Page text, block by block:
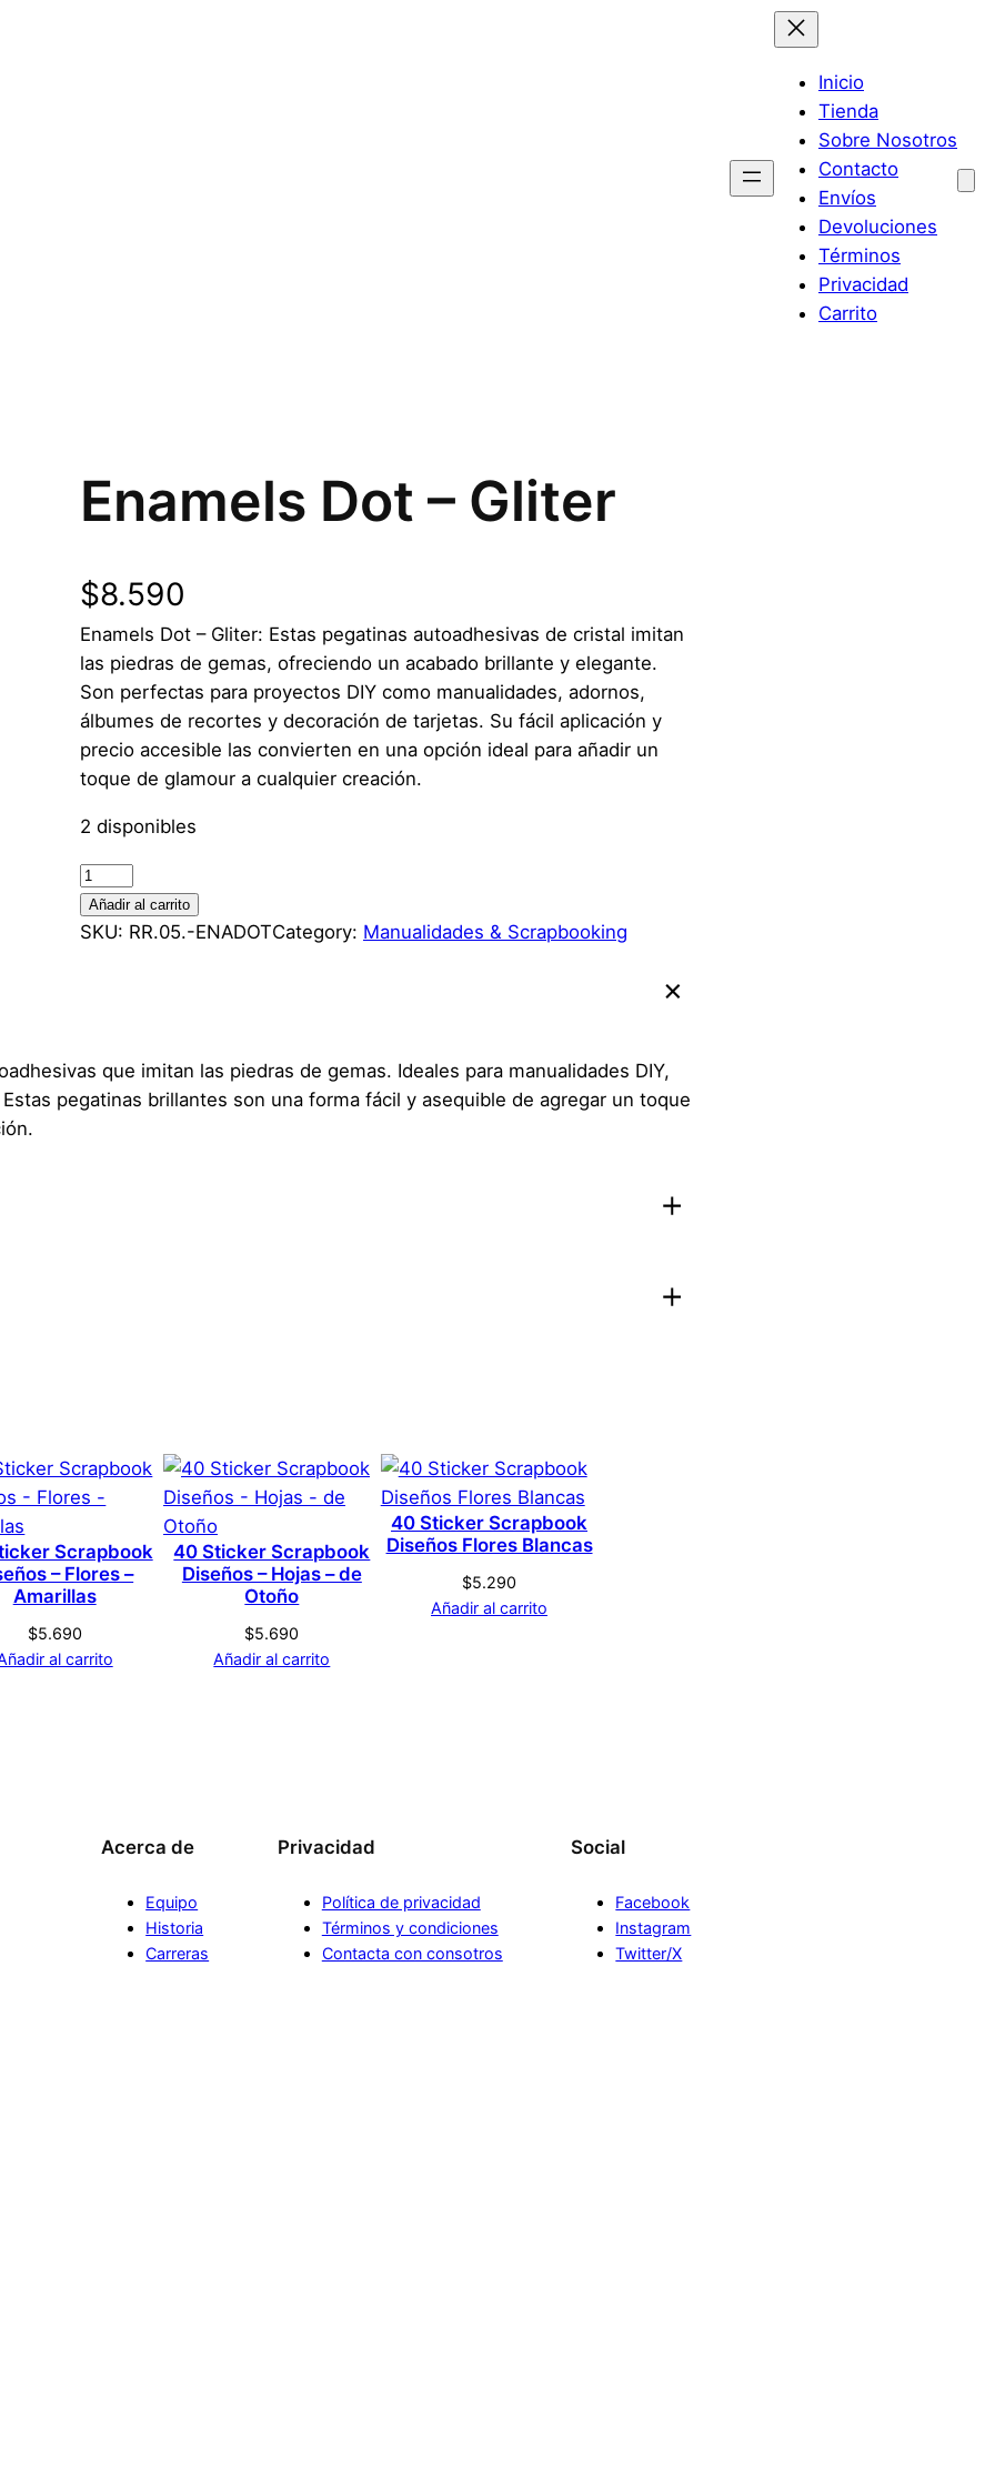
Inicio
Tienda
Sobre Nosotros
Contacto
Envíos
Devoluciones
Términos
Privacidad
Carrito
Enamels Dot – Gliter
$8.590
Enamels Dot – Gliter: Estas pegatinas autoadhesivas de cristal imitan
las piedras de gemas, ofreciendo un acabado brillante y elegante.
Son perfectas para proyectos DIY como manualidades, adornos,
álbumes de recortes y decoración de tarjetas. Su fácil aplicación y
precio accesible las convierten en una opción ideal para añadir un
toque de glamour a cualquier creación.
2 disponibles
E
n
a
D
o
i
d
d
Añadir al carrito
SKU: RR.05.-ENADOTCategory: Manualidades & Scrapbooking
que imitan las piedras de gemas. Ideales para manualidades DIY,
pegatinas brillantes son una forma fácil y asequible de agregar un toque
Multicolor
Dot – Gliter
hayan comprado este producto pueden hacer una valoración.Acceder
Scrapbook
– Flores –
Amarillas
$5.690
al carrito
40 Sticker Scrapbook
Diseños – Hojas – de
Otoño
$5.690
Añadir al carrito
40 Sticker Scrapbook
Diseños Flores Blancas
$5.290
Añadir al carrito
Acerca de
Equipo
Historia
Carreras
Privacidad
Política de privacidad
Términos y condiciones
Contacta con consotros
Social
Facebook
Instagram
Twitter/X